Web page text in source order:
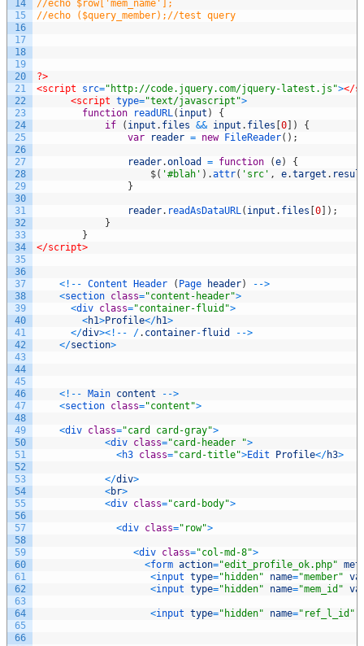
14
15
16
17
18
19
20
21
22
23
24
25
26
27
28
29
30
31
32
33
34
35
36
37
38
39
40
41
42
43
44
45
46
47
48
49
50
51
52
53
54
55
56
57
58
59
60
61
62
63
64
65
66
//echo $row['mem_name'];
//echo ($query_member);//test query
?>
<script src="http://code.jquery.com/jquery-latest.js"></
<script type="text/javascript">
function
readURL( input )
{
if
( input . files && input . files [0] )
{
var
reader = new FileReader( ) ;
reader.onload = function (e)
{
$( '#blah' ) .attr( 'src' , e.target .
}
reader. readAsDataURL( input . files [0] ) ;
}
}
</script>
< ! -- Content Header ( Page header) -->
<section class="content-header">
<div class="container-fluid">
<h1>Profile</h1>
</div>< ! -- /. container-fluid -->
</section>
< ! -- Main content -->
<section class="content">
<div class="card card-gray">
<div class="card-header ">
<h3 class="card-title">Edit Profile</h3>
</div>
<br>
<div class="card-body">
<div class="row">
<div class="col-md-8">
<form action="edit_profile_ok.php"
<input type="hidden" name="member"
<input type="hidden" name="mem_id"
<input type="hidden" name="ref_l_id"